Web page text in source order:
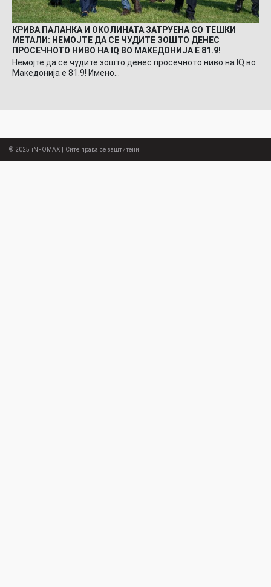
КРИВА ПАЛАНКА И ОКОЛИНАТА ЗАТРУЕНА СО ТЕШКИ
МЕТАЛИ: НЕМОЈТЕ ДА СЕ ЧУДИТЕ ЗОШТО ДЕНЕС
ПРОСЕЧНОТО НИВО НА IQ ВО МАКЕДОНИЈА Е 81.9!
Немојте да се чудите зошто денес просечното ниво на IQ во
Македонија е 81.9! Имено…
© 2025 iNFOMAX | Сите права се заштитени